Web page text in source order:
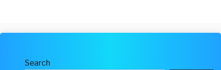
Search